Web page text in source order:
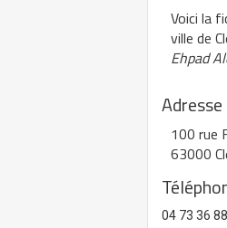
Voici la
ville de
Ehpad
100 rue
63000
04 73 36